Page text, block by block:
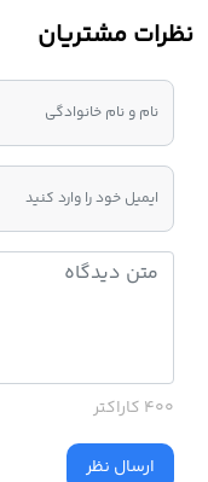
نظرات مشتریان
400 کاراکتر
ارسال نظر